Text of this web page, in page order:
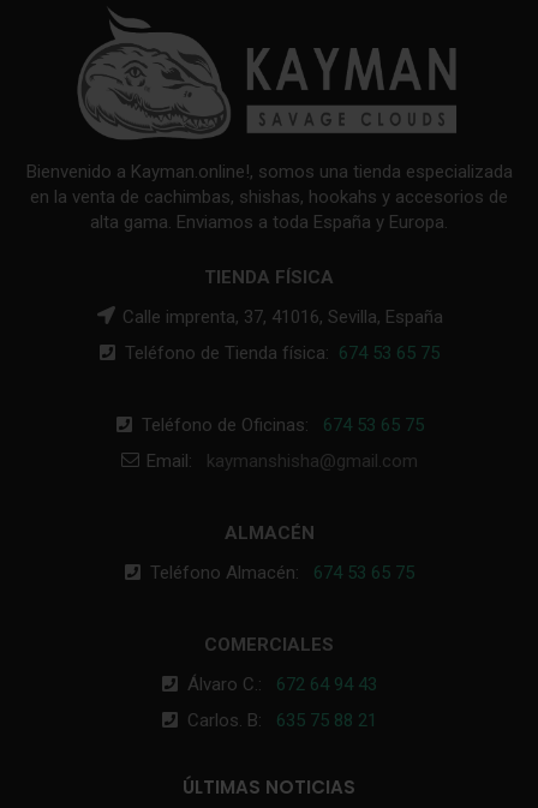
Bienvenido a Kayman.online!, somos una tienda especializada
en la venta de cachimbas, shishas, hookahs y accesorios de
alta gama. Enviamos a toda España y Europa.
TIENDA FÍSICA
Calle imprenta, 37, 41016, Sevilla, España
Teléfono de Tienda física: 674 53 65 75
Teléfono de Oficinas: 674 53 65 75
Email: kaymanshisha@gmail.com
ALMACÉN
Teléfono Almacén: 674 53 65 75
COMERCIALES
Álvaro C.: 672 64 94 43
Carlos. B: 635 75 88 21
ÚLTIMAS NOTICIAS